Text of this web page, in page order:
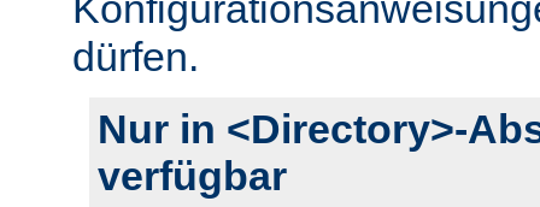
dürfen.
Nur in <Directory>-
verfügbar